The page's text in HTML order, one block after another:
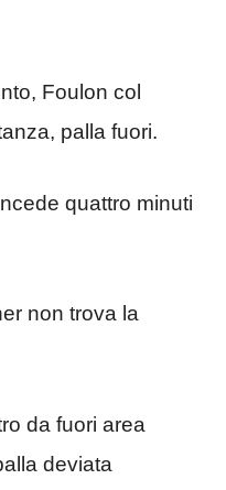
Foulon col
palla fuori.
quattro minuti
non trova la
da fuori area
deviata